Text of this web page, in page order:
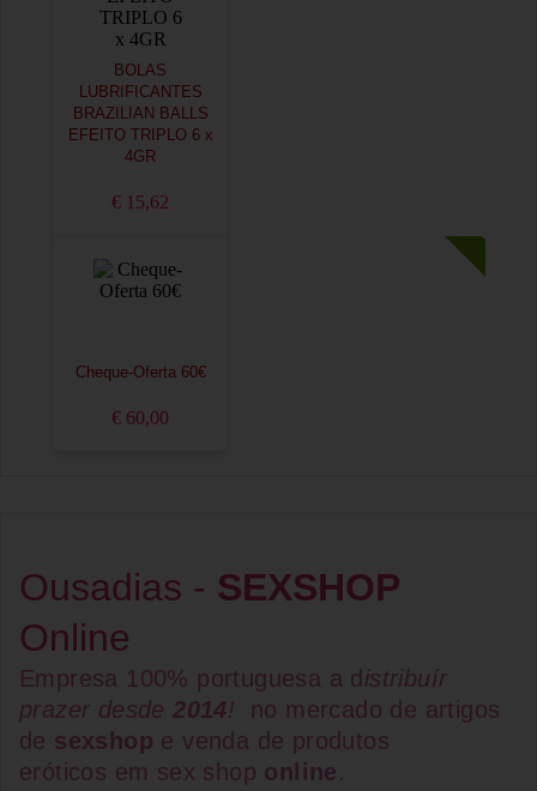
BOLAS
LUBRIFICANTES
BRAZILIAN BALLS
EFEITO TRIPLO 6 x
4GR
€ 15,62
Cheque-Oferta 60€
€ 60,00
Ousadias - SEXSHOP
Online
Empresa 100% portuguesa a d istribuír
prazer desde2014!
no mercado de artigos
de sexshop e venda de produtos
eróticos em sex shop online.